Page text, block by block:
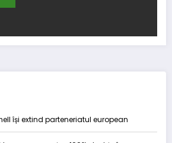
își extind parteneriatul european